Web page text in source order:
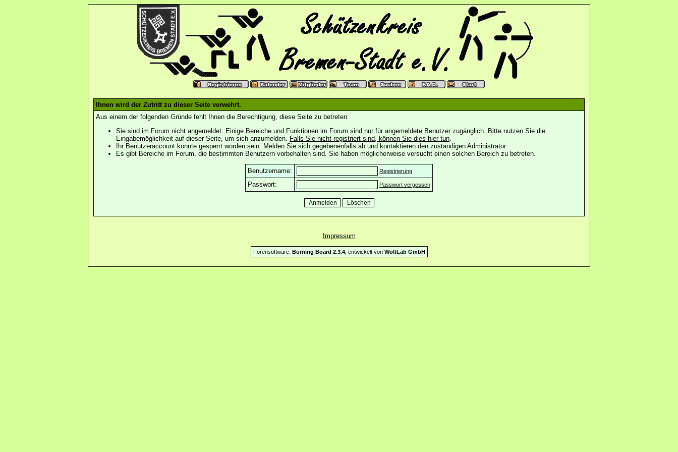
Ihnen wird der Zutritt zu dieser Seite verwehrt.
Aus einem der folgenden Gründe fehlt Ihnen die Berechtigung, diese Seite zu betreten:
Sie sind im Forum nicht angemeldet. Einige Bereiche und Funktionen im Forum sind nur für angemeldete Benutzer zugänglich. Bitte nutzen Sie die
Eingabemöglichkeit auf dieser Seite, um sich anzumelden. Falls Sie nicht registriert sind, können Sie dies hier tun.
Ihr Benutzeraccount könnte gesperrt worden sein. Melden Sie sich gegebenenfalls ab und kontaktieren den zuständigen Administrator.
Es gibt Bereiche im Forum, die bestimmten Benutzern vorbehalten sind. Sie haben möglicherweise versucht einen solchen Bereich zu betreten.
Benutzername: Registrierung
Passwort: Passwort vergessen
Impressum
Forensoftware: Burning Board 2.3.4, entwickelt von WoltLab GmbH